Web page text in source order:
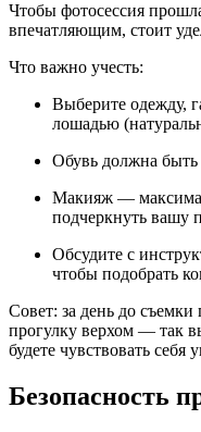
Чтобы фотосессия
впечатляющим, стоит
Что важно учесть:
Выберите одежду,
лошадью
Обувь должна
Макияж —
подчеркнуть вашу
Обсудите с
чтобы подобрать
Совет: за день до
прогулку верхом — так
будете чувствовать себя
Безопасность